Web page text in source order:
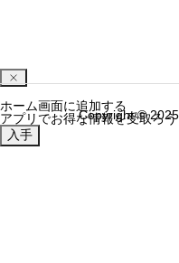
Copyright ©
ホーム画面に追加する
アプリでお得な情報を受取ろう
入手